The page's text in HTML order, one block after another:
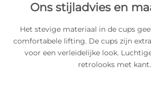
Ons stijladvies en
Het stevige materiaal in de cups
comfortabele lifting. De cups zijn
voor een verleidelijke look.
retrolooks met kant.